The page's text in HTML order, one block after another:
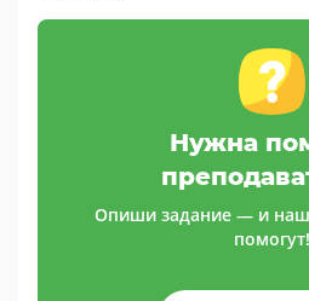
Нужна
Опиши задание — и
помогут!